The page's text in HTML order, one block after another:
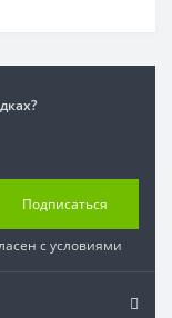
Подписаться
с условиями